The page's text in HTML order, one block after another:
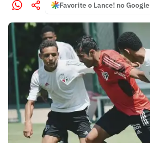
Favorite o Lance! no Google